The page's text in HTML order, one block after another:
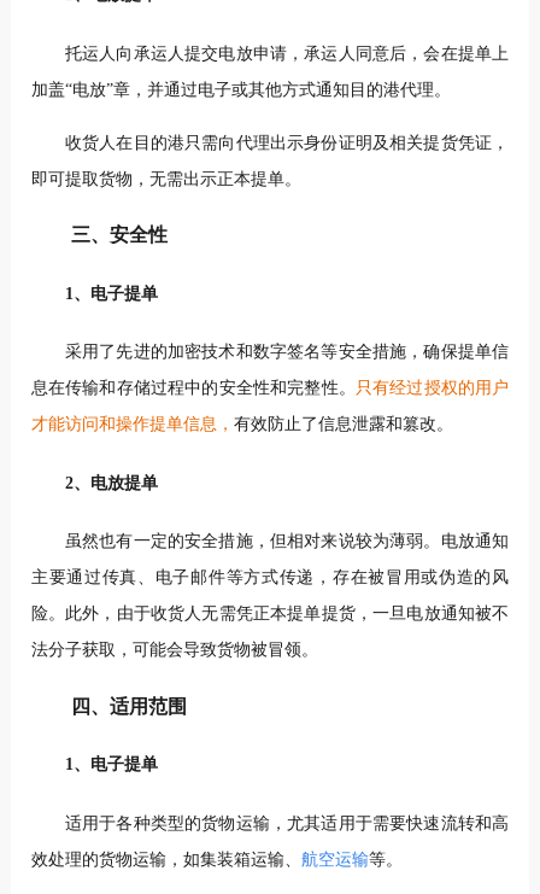
托运人向承运人提交电放申请，承运人同意后，会在提单上
加盖“电放”章，并通过电子或其他方式通知目的港代理。
收货人在目的港只需向代理出示身份证明及相关提货凭证，
即可提取货物，无需出示正本提单。
三、安全性
1、电子提单
采用了先进的加密技术和数字签名等安全措施，确保提单信
息在传输和存储过程中的安全性和完整性。 只有经过授权的用户
才能访问和操作提单信息， 有效防止了信息泄露和篡改。
2、电放提单
虽然也有一定的安全措施，但相对来说较为薄弱。电放通知
主要通过传真、电子邮件等方式传递，存在被冒用或伪造的风
险。此外，由于收货人无需凭正本提单提货，一旦电放通知被不
法分子获取，可能会导致货物被冒领。
四、适用范围
1、电子提单
适用于各种类型的货物运输，尤其适用于需要快速流转和高
效处理的货物运输，如集装箱运输、 航空运输等。